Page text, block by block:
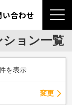
い合わせ
ション一覧
を表示
変更